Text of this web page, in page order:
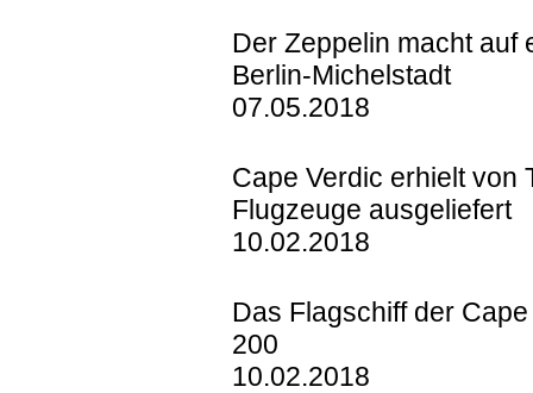
Der Zeppelin macht auf
Berlin-Michelstadt
07.05.2018
Cape Verdic erhielt von
Flugzeuge ausgeliefert
10.02.2018
Das Flagschiff der
200
10.02.2018